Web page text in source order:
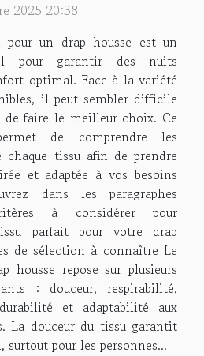
2025 20:38
un drap housse est un
pour garantir des nuits
optimal. Face à la variété
il peut sembler difficile
de faire le meilleur choix. Ce
de comprendre les
chaque tissu afin de prendre
et adaptée à vos besoins
dans les paragraphes
à considérer pour
parfait pour votre drap
de sélection à connaître Le
housse repose sur plusieurs
: douceur, respirabilité,
et adaptabilité aux
La douceur du tissu garantit
pour les personnes...